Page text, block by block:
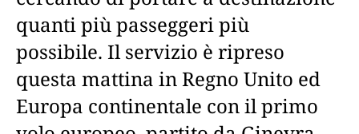
quanti più passeggeri più
possibile. Il servizio è ripreso
questa mattina in Regno Unito ed
Europa continentale con il primo